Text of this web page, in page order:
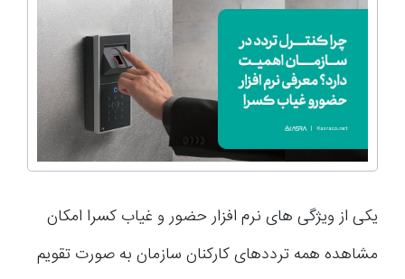
یکی از ویژگی های نرم افزار حضور و غیاب کسرا امکان
مشاهده همه ترددهای کارکنان سازمان به صورت تقویم